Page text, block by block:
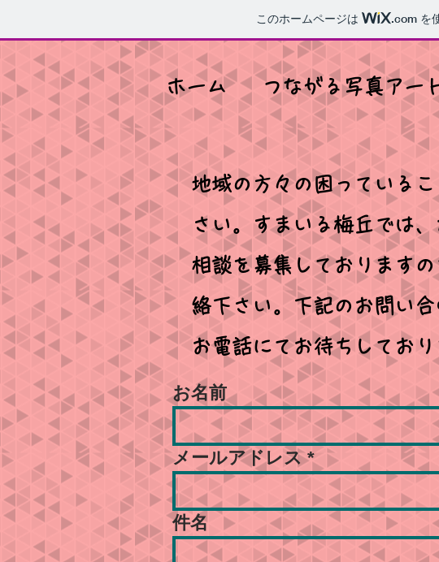
このホームページは .com を
ホーム つながる写真アー
地域の方々の困っている
さい。すまいる梅丘では、
相談を募集しております
絡下さい。下記のお問い
お電話にてお待ちしてお
お名前
メールアドレス
件名